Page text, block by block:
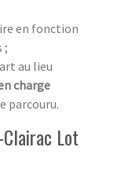
en fonction
;
au lieu
charge
parcouru.
Lot